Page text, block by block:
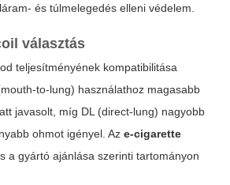
és túlmelegedés elleni védelem.
választás
teljesítményének kompatibilitása
to-lung) használathoz magasabb
javasolt, míg DL (direct-lung) nagyobb
ohmot igényel. Az e-cigarette
a gyártó ajánlása szerinti tartományon